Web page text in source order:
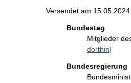
Versendet am
Bundestag
Mitglieder
dorthin]
Bundesregierung